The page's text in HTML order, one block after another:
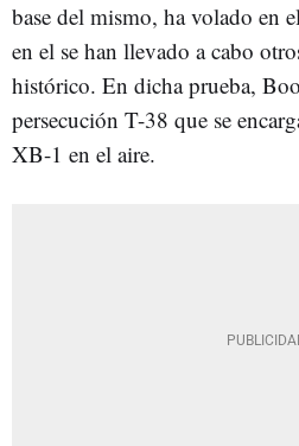
base del mismo, ha volado en
en el se han llevado a cabo
histórico. En dicha prueba,
persecución T-38 que se
XB-1 en el aire.